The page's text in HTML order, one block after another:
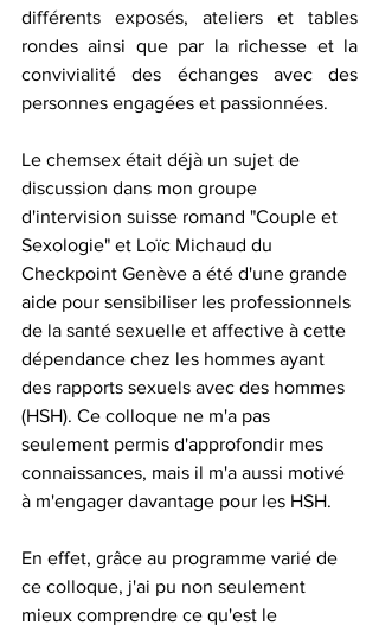
différents exposés, ateliers et tables
rondes ainsi que par la richesse et la
convivialité des échanges avec des
personnes engagées et passionnées.
Le chemsex était déjà un sujet de
discussion dans mon groupe
d'intervision suisse romand "Couple et
Sexologie" et Loïc Michaud du
Checkpoint Genève a été d'une grande
aide pour sensibiliser les professionnels
de la santé sexuelle et affective à cette
dépendance chez les hommes ayant
des rapports sexuels avec des hommes
(HSH). Ce colloque ne m'a pas
seulement permis d'approfondir mes
connaissances, mais il m'a aussi motivé
à m'engager davantage pour les HSH.
En effet, grâce au programme varié de
ce colloque, j'ai pu non seulement
mieux comprendre ce qu'est le